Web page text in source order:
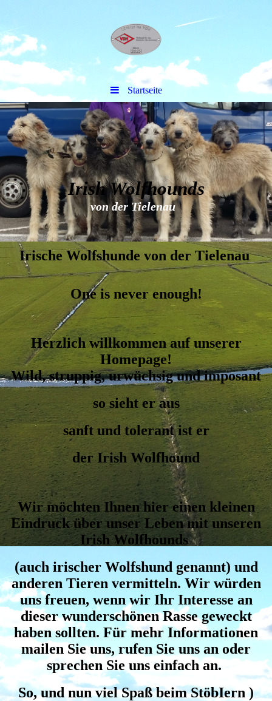
Startseite
Irish Wolfhounds
von der Tielenau
Irische Wolfshunde von der Tielenau
One is never enough!
Herzlich willkommen auf unserer
Homepage!
Wild, struppig, urwüchsig und imposant
so sieht er aus
sanft und tolerant ist er
der Irish Wolfhound
Wir möchten Ihnen hier einen kleinen
Eindruck über unser Leben mit unseren
Irish Wolfhounds
(auch irischer Wolfshund genannt) und
anderen Tieren vermitteln. Wir würden
uns freuen, wenn wir Ihr Interesse an
dieser wunderschönen Rasse geweckt
haben sollten. Für mehr Informationen
mailen Sie uns, rufen Sie uns an oder
sprechen Sie uns einfach an.
So, und nun viel Spaß beim StöbIern )